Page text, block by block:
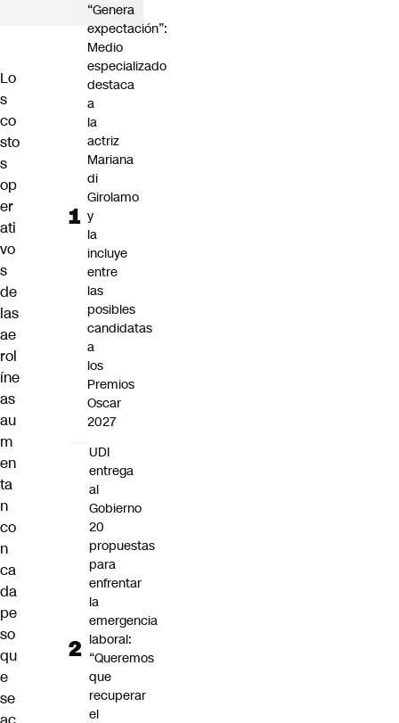
Lo
s
co
sto
s
op
er
ati
vo
s
de
las
ae
rol
íne
as
au
m
en
ta
n
co
n
ca
da
pe
so
qu
e
se
“Genera
expectación”:
Medio
especializado
destaca
a
la
actriz
Mariana
di
Girolamo
y
la
incluye
entre
las
posibles
candidatas
a
los
Premios
Oscar
2027
UDI
entrega
al
Gobierno
20
propuestas
para
enfrentar
la
emergencia
laboral:
“Queremos
que
recuperar
el